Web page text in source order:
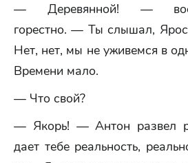
— Деревянной! —
горестно. — Ты слышал,
Нет, нет, мы не уживемся в
Времени мало.
— Что свой?
— Якорь! — Антон развел
дает тебе реальность,